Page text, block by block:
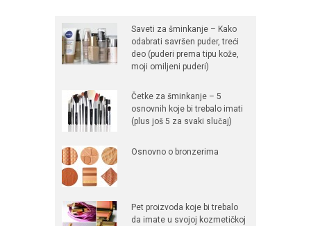
Saveti za šminkanje – Kako
odabrati savršen puder, treći
deo (puderi prema tipu kože,
moji omiljeni puderi)
Četke za šminkanje – 5
osnovnih koje bi trebalo imati
(plus još 5 za svaki slučaj)
Osnovno o bronzerima
Pet proizvoda koje bi trebalo
da imate u svojoj kozmetičkoj